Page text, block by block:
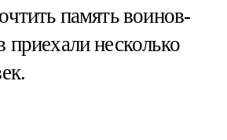
память воинов-
несколько